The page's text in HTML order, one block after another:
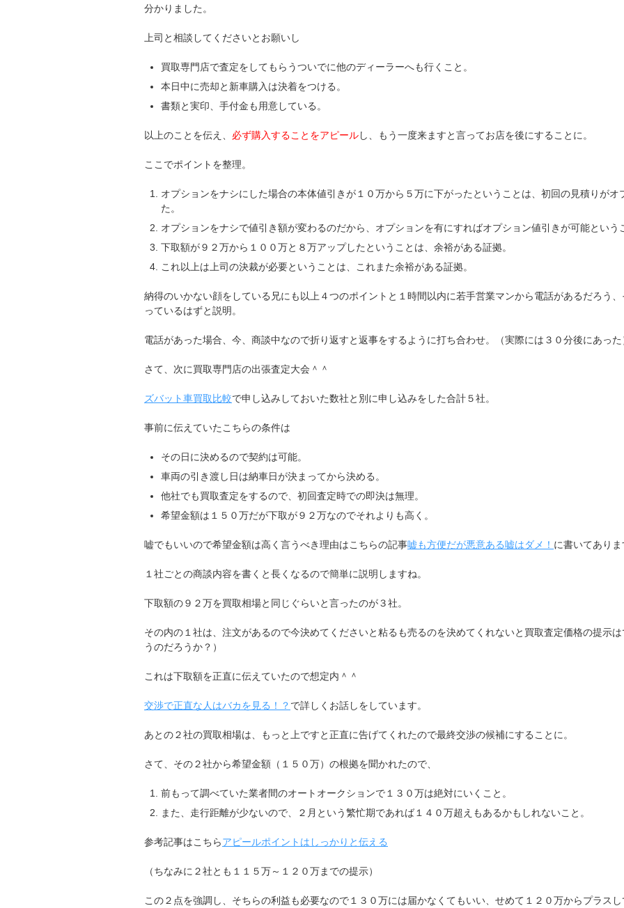
分かりました。
上司と相談してくださいとお願いし
買取専門店で査定をしてもらうついでに他のディーラーへも行くこと。
本日中に売却と新車購入は決着をつける。
書類と実印、手付金も用意している。
以上のことを伝え、 必ず購入することをアピールし、もう一度来ますと言ってお店を後にすることに。
ここでポイントを整理。
オプションをナシにした場合の本体値引きが１０万から５万に下がったということは、初回の見積りがオ
た。
オプションをナシで値引き額が変わるのだから、オプションを有にすればオプション値引きが可能という
下取額が９２万から１００万と８万アップしたということは、余裕がある証拠。
これ以上は上司の決裁が必要ということは、これまた余裕がある証拠。
納得のいかない顔をしている兄にも以上４つのポイントと１時間以内に若手営業マンから電話があるだろう
っているはずと説明。
電話があった場合、今、商談中なので折り返すと返事をするように打ち合わせ。（実際には３０分後にあった
さて、次に買取専門店の出張査定大会＾＾
ズバット車買取比較で申し込みしておいた数社と別に申し込みをした合計５社。
事前に伝えていたこちらの条件は
その日に決めるので契約は可能。
車両の引き渡し日は納車日が決まってから決める。
他社でも買取査定をするので、初回査定時での即決は無理。
希望金額は１５０万だが下取が９２万なのでそれよりも高く。
嘘でもいいので希望金額は高く言うべき理由はこちらの記事嘘も方便だが悪意ある嘘はダメ！ に書いてありま
１社ごとの商談内容を書くと長くなるので簡単に説明しますね。
下取額の９２万を買取相場と同じぐらいと言ったのが３社。
その内の１社は、注文があるので今決めてくださいと粘るも売るのを決めてくれないと買取査定価格の提示
うのだろうか？）
これは下取額を正直に伝えていたので想定内＾＾
交渉で正直な人はバカを見る！？ で詳しくお話しをしています。
あとの２社の買取相場は、もっと上ですと正直に告げてくれたので最終交渉の候補にすることに。
さて、その２社から希望金額（１５０万）の根拠を聞かれたので、
前もって調べていた業者間のオートオークションで１３０万は絶対にいくこと。
また、走行距離が少ないので、２月という繁忙期であれば１４０万超えもあるかもしれないこと。
参考記事はこちらアピールポイントはしっかりと伝える
（ちなみに２社とも１１５万～１２０万までの提示）
この２点を強調し、そちらの利益も必要なので１３０万には届かなくてもいい、せめて１２０万からプラス